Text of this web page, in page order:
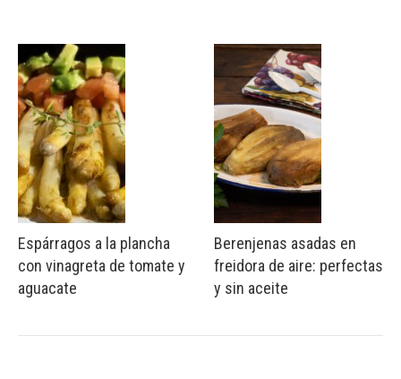
Espárragos a la plancha
con vinagreta de tomate y
aguacate
Berenjenas asadas en
freidora de aire: perfectas
y sin aceite